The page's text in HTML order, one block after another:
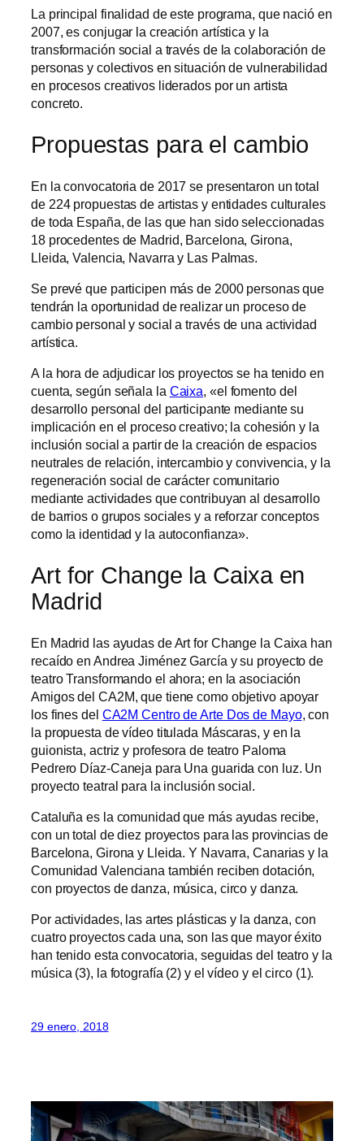
La principal finalidad de este programa, que nació en
2007, es conjugar la creación artística y la
transformación social a través de la colaboración de
personas y colectivos en situación de vulnerabilidad
en procesos creativos liderados por un artista
concreto.
Propuestas para el cambio
En la convocatoria de 2017 se presentaron un total
de 224 propuestas de artistas y entidades culturales
de toda España, de las que han sido seleccionadas
18 procedentes de Madrid, Barcelona, Girona,
Lleida, Valencia, Navarra y Las Palmas.
Se prevé que participen más de 2000 personas que
tendrán la oportunidad de realizar un proceso de
cambio personal y social a través de una actividad
artística.
A la hora de adjudicar los proyectos se ha tenido en
cuenta, según señala la Caixa, «el fomento del
desarrollo personal del participante mediante su
implicación en el proceso creativo; la cohesión y la
inclusión social a partir de la creación de espacios
neutrales de relación, intercambio y convivencia, y la
regeneración social de carácter comunitario
mediante actividades que contribuyan al desarrollo
de barrios o grupos sociales y a reforzar conceptos
como la identidad y la autoconfianza».
Art for Change la Caixa en
Madrid
En Madrid las ayudas de Art for Change la Caixa han
recaído en Andrea Jiménez García y su proyecto de
teatro Transformando el ahora; en la asociación
Amigos del CA2M, que tiene como objetivo apoyar
los fines del CA2M Centro de Arte Dos de Mayo, con
la propuesta de vídeo titulada Máscaras, y en la
guionista, actriz y profesora de teatro Paloma
Pedrero Díaz-Caneja para Una guarida con luz. Un
proyecto teatral para la inclusión social.
Cataluña es la comunidad que más ayudas recibe,
con un total de diez proyectos para las provincias de
Barcelona, Girona y Lleida. Y Navarra, Canarias y la
Comunidad Valenciana también reciben dotación,
con proyectos de danza, música, circo y danza.
Por actividades, las artes plásticas y la danza, con
cuatro proyectos cada una, son las que mayor éxito
han tenido esta convocatoria, seguidas del teatro y la
música (3), la fotografía (2) y el vídeo y el circo (1).
29 enero, 2018